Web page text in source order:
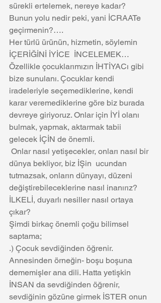
sürekli ertelemek, nereye kadar?
Bunun yolu nedir peki, yani İCRAATe
geçirmenin?….
Her türlü ürünün, hizmetin, söylemin
İÇERİĞİNİ İYİCE  İNCELEMEK…
Özellikle çocuklarımızın İHTİYACı gibi
bize sunulanı. Çocuklar kendi
iradeleriyle seçemediklerine, kendi
karar veremediklerine göre biz burada
devreye giriyoruz. Onlar için İYİ olanı
bulmak, yapmak, aktarmak tabii
gelecek İÇİN de önemli.
dünya bekliyor, biz İŞin  ucundan
tutmazsak, onların dünyayı, düzeni
değiştirebileceklerine nasıl inanırız?
İLKELİ, duyarlı nesiller nasıl ortaya
çıkar?
Şimdi birkaç önemli çoğu bilimsel
saptama;
.) Çocuk sevdiğinden öğrenir.
Annesinden örneğin- boşu boşuna
dememişler ana dili. Hatta yetişkin
İNSAN da sevdiğinden öğrenir,
sevdiğinin gözüne girmek İSTER onun